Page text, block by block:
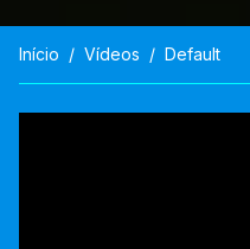
Início Vídeos Default